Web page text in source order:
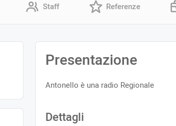
Staff Referenze
Presentazione
Antonello è una radio Regionale
Dettagli